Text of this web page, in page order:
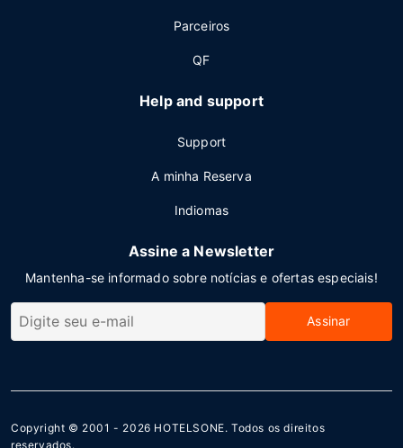
Parceiros
QF
Help and support
Support
A minha Reserva
Indiomas
Assine a Newsletter
Mantenha-se informado sobre notícias e ofertas especiais!
Assinar
Copyright © 2001 - 2026 HOTELSONE. Todos os direitos
reservados.